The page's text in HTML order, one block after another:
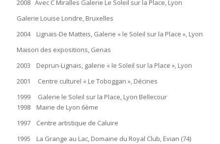
2008 Avec C Miralles Galerie Le Soleil sur la Place, Lyon
Galerie Louise Londre, Bruxelles
2004 Lignais-De Matteis, Galerie « le Soleil sur la Place », Lyon
Maison des expositions, Genas
2003 Deprun-Lignais, galerie « le Soleil sur la Place », Lyon
2001 Centre culturel « Le Toboggan », Décines
1999 Galerie le Soleil sur la Place, Lyon Bellecour
1998 Mairie de Lyon 6ème
1997 Centre artistique de Caluire
1995 La Grange au Lac, Domaine du Royal Club, Evian (74)